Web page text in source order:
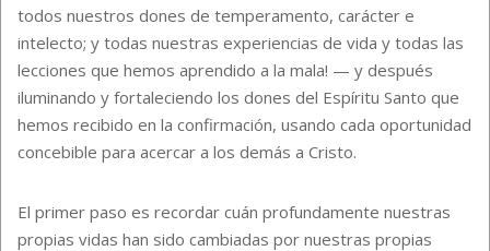
todos nuestros dones de temperamento, carácter e
intelecto; y todas nuestras experiencias de vida y todas las
lecciones que hemos aprendido a la mala! — y después
iluminando y fortaleciendo los dones del Espíritu Santo que
hemos recibido en la confirmación, usando cada oportunidad
concebible para acercar a los demás a Cristo.
El primer paso es recordar cuán profundamente nuestras
propias vidas han sido cambiadas por nuestras propias